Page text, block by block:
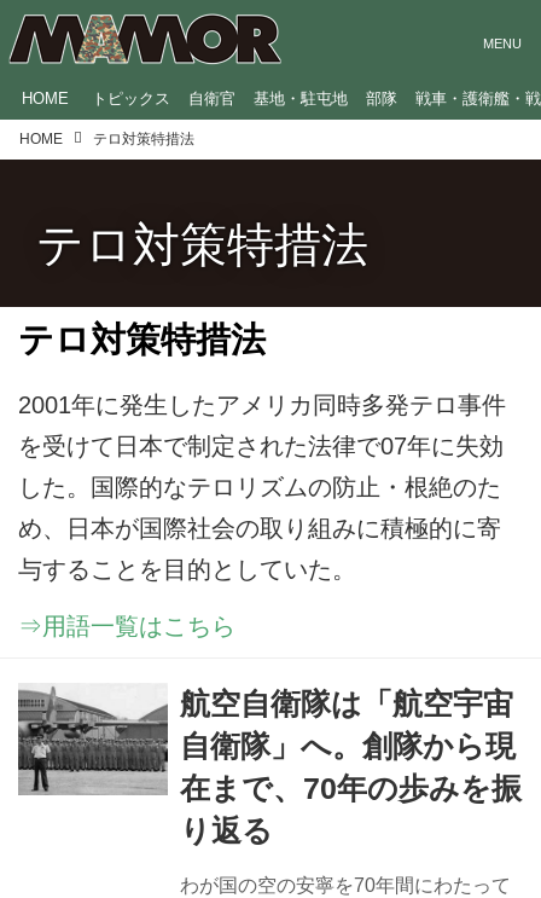
HOME トピックス 自衛官 基地・駐屯地 部隊 戦車・護衛艦・
HOME テロ対策特措法
テロ対策特措法
テロ対策特措法
2001年に発生したアメリカ同時多発テロ事件
を受けて日本で制定された法律で07年に失効
した。国際的なテロリズムの防止・根絶のた
め、日本が国際社会の取り組みに積極的に寄
与することを目的としていた。
⇒用語一覧はこちら
航空自衛隊は「航空宇宙
自衛隊」へ。創隊から現
在まで、70年の歩みを振
り返る
わが国の空の安寧を70年間にわたって